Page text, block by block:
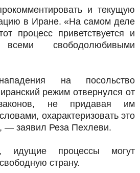
и текущую
в Иране. «На самом деле
процесс приветствуется и
всеми свободолюбивыми
на посольство
режим отвернулся от
не придавая им
охарактеризовать это
— заявил Реза Пехлеви.
процессы могут
страну.